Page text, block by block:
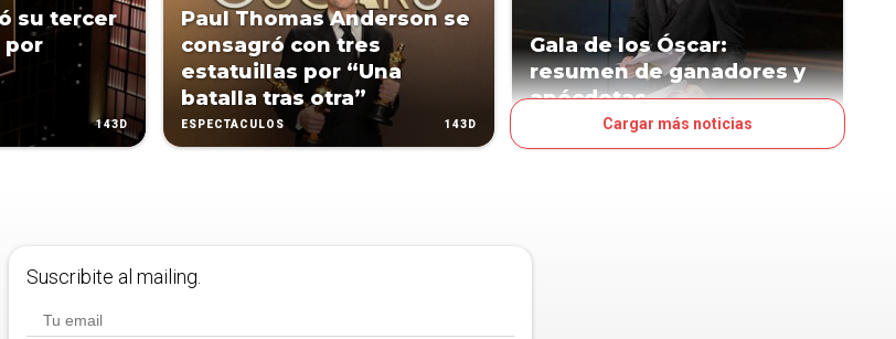
su tercer
por
143D
Paul Thomas Anderson se
consagró con tres
estatuillas por “Una
batalla tras otra”
ESPECTÁCULOS 143D
Gala de los Óscar:
resumen de ganadores y
anécdotas
ESPECTÁCULOSCargar más noticias
Suscribite al mailing.